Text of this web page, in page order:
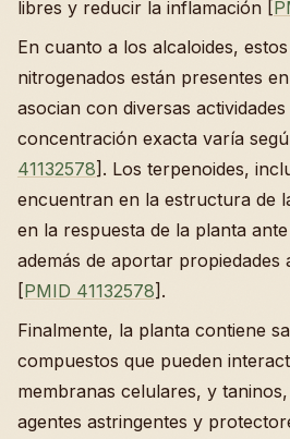
libres y reducir la inflamación [
En cuanto a los alcaloides,
nitrogenados están presentes
asocian con diversas
concentración exacta varía
41132578]. Los terpenoides,
encuentran en la estructura de
en la respuesta de la planta
además de aportar propiedades
[PMID 41132578].
Finalmente, la planta contiene
compuestos que pueden
membranas celulares, y
agentes astringentes y